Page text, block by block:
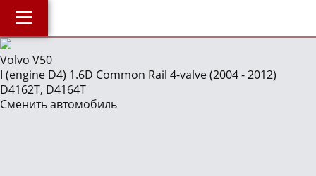
J
О компании
Наши услуги
Volvo V50
I (engine D4) 1.6D Common Rail 4-valve (2004 - 2012)
D4162T, D4164T
Сменить автомобиль